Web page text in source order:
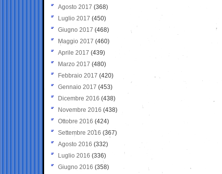
Agosto 2017 (368)
Luglio 2017 (450)
Giugno 2017 (468)
Maggio 2017 (460)
Aprile 2017 (439)
Marzo 2017 (480)
Febbraio 2017 (420)
Gennaio 2017 (453)
Dicembre 2016 (438)
Novembre 2016 (438)
Ottobre 2016 (424)
Settembre 2016 (367)
Agosto 2016 (332)
Luglio 2016 (336)
Giugno 2016 (358)